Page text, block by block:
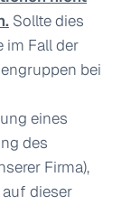
Sollte dies
im Fall der
bei
eines
des
Firma),
dieser